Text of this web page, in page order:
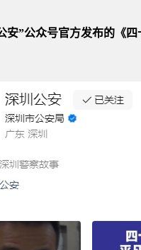
安”公众号官方发布的《